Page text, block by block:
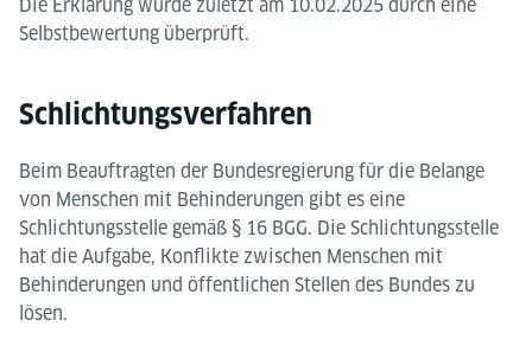
Die Erklärung wurde zuletzt am 10.02.2025 durch eine
Selbstbewertung überprüft.
Schlichtungsverfahren
Beim Beauftragten der Bundesregierung für die Belange
von Menschen mit Behinderungen gibt es eine
Schlichtungsstelle gemäß § 16 BGG. Die Schlichtungsstelle
hat die Aufgabe, Konflikte zwischen Menschen mit
Behinderungen und öffentlichen Stellen des Bundes zu
lösen.